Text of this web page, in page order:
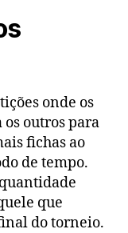
onde os
outros para
fichas ao
de tempo.
que
do torneio.